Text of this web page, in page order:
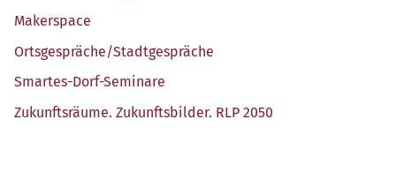
Maker­space
Ortsgespräche/​Stadtgespräche
Smar­tes-Dorf-Semi­na­re
Zukunfts­räu­me. Zukunfts­bil­der. RLP 2050